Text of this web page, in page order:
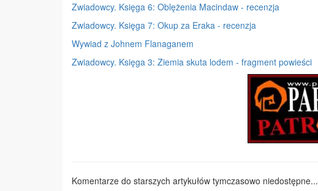
Zwiadowcy. Księga 6: Oblężenia Macindaw - recenzja
Zwiadowcy. Księga 7: Okup za Eraka - recenzja
Wywiad z Johnem Flanaganem
Zwiadowcy. Księga 3: Ziemia skuta lodem - fragment powieści
Komentarze do starszych artykułów tymczasowo niedostępne...